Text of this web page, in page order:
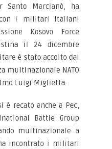
Santo Marcianò, ha
i militari italiani
Kosovo Force
il 24 dicembre
è stato accolto dal
multinazionale NATO
Luigi Miglietta.
è recato anche a Pec,
Battle Group
multinazionale a
incontrato i militari